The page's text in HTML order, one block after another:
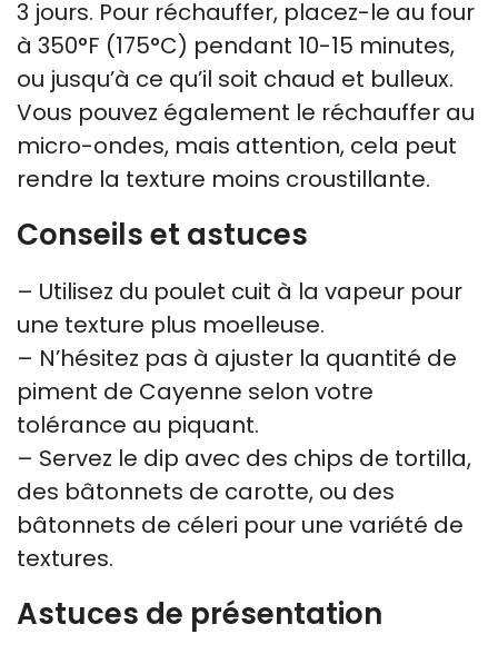
3 jours. Pour réchauffer, placez-le au four
à 350°F (175°C) pendant 10-15 minutes,
ou jusqu’à ce qu’il soit chaud et bulleux.
Vous pouvez également le réchauffer au
micro-ondes, mais attention, cela peut
rendre la texture moins croustillante.
Conseils et astuces
– Utilisez du poulet cuit à la vapeur pour
une texture plus moelleuse.
– N’hésitez pas à ajuster la quantité de
piment de Cayenne selon votre
tolérance au piquant.
– Servez le dip avec des chips de tortilla,
des bâtonnets de carotte, ou des
bâtonnets de céleri pour une variété de
textures.
Astuces de présentation